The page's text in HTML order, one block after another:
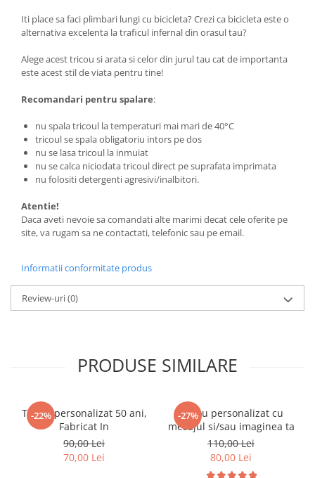
Iti place sa faci plimbari lungi cu bicicleta? Crezi ca bicicleta este o
alternativa excelenta la traficul infernal din orasul tau?
Alege acest tricou si arata si celor din jurul tau cat de importanta
este acest stil de viata pentru tine!
Recomandari pentru spalare:
nu spala tricoul la temperaturi mai mari de 40°C
tricoul se spala obligatoriu intors pe dos
nu se lasa tricoul la inmuiat
nu se calca niciodata tricoul direct pe suprafata imprimata
nu folositi detergenti agresivi/inalbitori.
Atentie!
Daca aveti nevoie sa comandati alte marimi decat cele oferite pe
site, va rugam sa ne contactati, telefonic sau pe email.
Informatii conformitate produs
Review-uri(0)
PRODUSE SIMILARE
-22%
Tricou personalizat 50 ani,
Fabricat In
90,00 Lei
70,00 Lei
-27%
Tricou personalizat cu
mesajul si/sau imaginea ta
110,00 Lei
80,00 Lei